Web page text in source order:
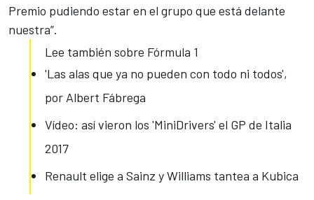
Premio pudiendo estar en el grupo que está delante
nuestra”.
Lee también sobre Fórmula 1
'Las alas que ya no pueden con todo ni todos',
por Albert Fábrega
Vídeo: así vieron los 'MiniDrivers' el GP de Italia
2017
Renault elige a Sainz y Williams tantea a Kubica